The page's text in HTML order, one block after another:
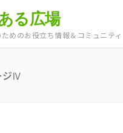
る広場
めのお役立ち情報＆コミュニティ
ジⅣ